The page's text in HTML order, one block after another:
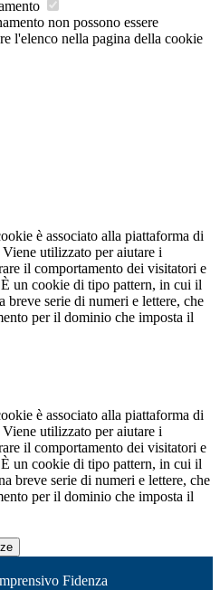
non possono essere
l'elenco nella pagina della cookie
è associato alla piattaforma di
utilizzato per aiutare i
il comportamento dei visitatori e
un cookie di tipo pattern, in cui il
breve serie di numeri e lettere, che
per il dominio che imposta il
è associato alla piattaforma di
utilizzato per aiutare i
il comportamento dei visitatori e
un cookie di tipo pattern, in cui il
breve serie di numeri e lettere, che
per il dominio che imposta il
Fidenza